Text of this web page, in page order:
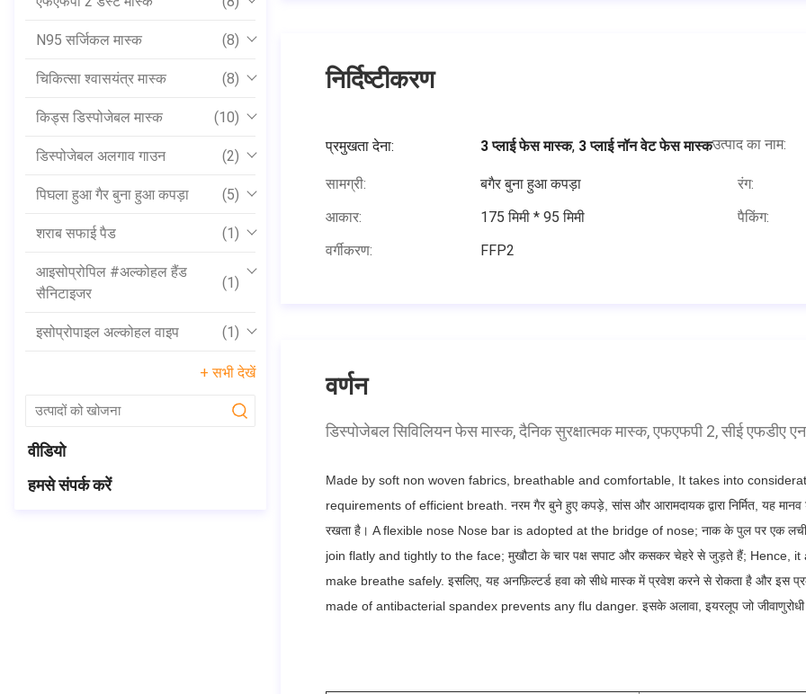
N95 सर्जिकल मास्क (8)
चिकित्सा श्वासयंत्र मास्क (8)
किड्स डिस्पोजेबल मास्क (10)
डिस्पोजेबल अलगाव गाउन (2)
पिघला हुआ गैर बुना हुआ कपड़ा (5)
शराब सफाई पैड (1)
आइसोप्रोपिल #अल्कोहल हैंड
सैनिटाइजर
(1)
इसोप्रोपाइल अल्कोहल वाइप (1)
+ सभी देखें
submit
वीडियो
हमसे संपर्क करें
निर्दिष्टीकरण
प्रमुखता देना: 3 प्लाई फेस मास्क, 3 प्लाई नॉन वेट फेस मास्कउत्पाद का नाम:
सामग्री: बगैर बुना हुआ कपड़ा रंग:
आकार:
175 मिमी * 95 मिमी पैकिंग:
वर्गीकरण:
FFP2
वर्णन
डिस्पोजेबल सिविलियन फेस मास्क, दैनिक सुरक्षात्मक मास्क, एफएफपी 2, सीई एफडीए
Made by soft non woven fabrics, breathable and comfortable, It takes into
requirements of efficient breath. नरम गैर बुने हुए कपड़े, सांस और आरामदायक द्वारा निर्मित, यह
रखता है। A flexible nose Nose bar is adopted at the bridge of nose; नाक के पुल पर एक
join flatly and tightly to the face; मुखौटा के चार पक्ष सपाट और कसकर चेहरे से जुड़ते हैं; Hence, it
make breathe safely. इसलिए, यह अनफ़िल्टर्ड हवा को सीधे मास्क में प्रवेश करने से रोकता है और इस
made of antibacterial spandex prevents any flu danger. इसके अलावा, इयरलूप जो